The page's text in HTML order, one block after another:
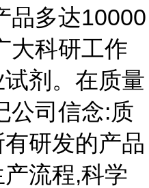
品多达10000
大科研工作
剂。在质量
公司信念:质
研发的产品
流程,科学